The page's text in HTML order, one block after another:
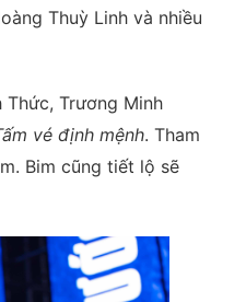
Thuỳ Linh và nhiều
Thức, Trương Minh
vé định mệnh. Tham
Bim cũng tiết lộ sẽ